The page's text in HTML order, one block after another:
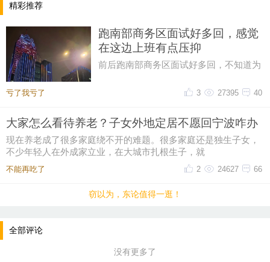
精彩推荐
跑南部商务区面试好多回，感觉
在这边上班有点压抑
前后跑南部商务区面试好多回，不知道为
片密集写字楼自带压抑感，上下
亏了我亏了 40
27395
3
大家怎么看待养老？子女外地定居不愿回宁波咋办
现在养老成了很多家庭绕不开的难题。很多家庭还是独生子女，
不少年轻人在外成家立业，在大城市扎根生子，就
不能再吃了 66
24627
2
窃以为，东论值得一逛！
全部评论
没有更多了